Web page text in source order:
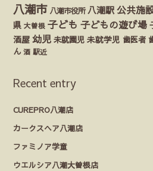
八潮市 八潮市役所 八潮駅 公共施
県 大曽根 子ども 子どもの遊び場
酒屋 幼児 未就園児 未就学児 歯医者
ん 酒 駅近
Recent entry
CUREPRO八潮店
カークスヘア八潮店
ファミノア学童
ウエルシア八潮大曽根店